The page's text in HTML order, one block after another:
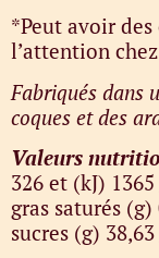
*Peut avoir
l’attention
Fabriqués dans
coques et des
Valeurs
326 et (kJ)
gras saturés
sucres (g)